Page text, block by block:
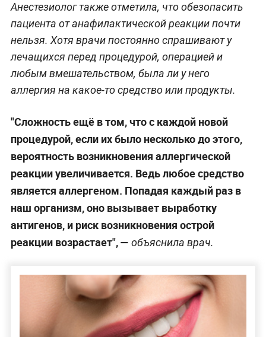
Анестезиолог также отметила, что обезопасить
пациента от анафилактической реакции почти
нельзя. Хотя врачи постоянно спрашивают у
лечащихся перед процедурой, операцией и
любым вмешательством, была ли у него
аллергия на какое-то средство или продукты.
"Сложность ещё в том, что с каждой новой
процедурой, если их было несколько до этого,
вероятность возникновения аллергической
реакции увеличивается. Ведь любое средство
является аллергеном. Попадая каждый раз в
наш организм, оно вызывает выработку
антигенов, и риск возникновения острой
реакции возрастает", — объяснила врач.